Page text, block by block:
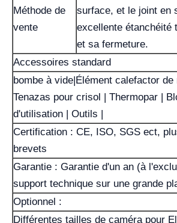
Méthode de
vente
surface, et le joint en
excellente étanchéité
et sa fermeture.
Accessoires standard
bombe à vide|Élément calefactor
Tenazas pour crisol | Thermopar |
d'utilisation | Outils |
Certification : CE, ISO, SGS ect,
brevets
Garantie : Garantie d'un an (à
support technique sur une grande
Optionnel :
Différentes tailles de caméra pour